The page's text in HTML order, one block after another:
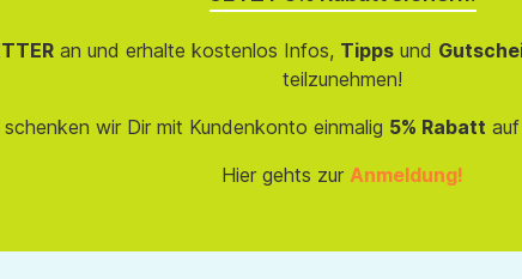
an und erhalte kostenlos Infos, Tippsund
teilzunehmen!
wir Dir mit Kundenkonto einmalig 5% Rabatt
Hier gehts zur Anmeldung!